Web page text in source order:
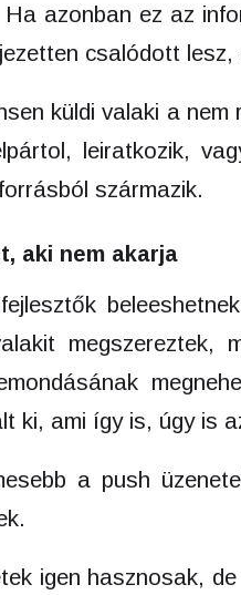
azonban ez az
csalódott
küldi valaki a
leiratkozik,
származik.
aki nem akarja
megszereztek,
ki, ami így is, úgy is
a push
igen hasznosak,